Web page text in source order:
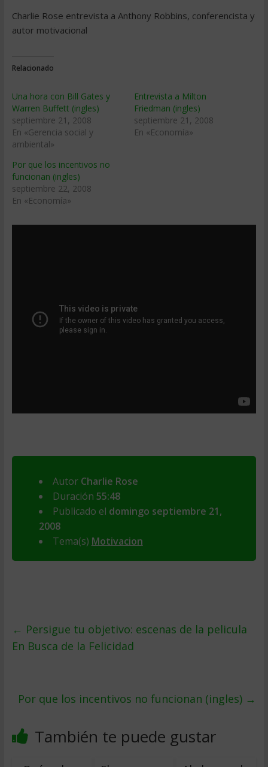
Charlie Rose entrevista a Anthony Robbins, conferencista y
autor motivacional
Relacionado
Una hora con Bill Gates y
Warren Buffett (ingles)
septiembre 21, 2008
En «Gerencia social y
ambiental»
Entrevista a Milton
Friedman (ingles)
septiembre 21, 2008
En «Economía»
Por que los incentivos no
funcionan (ingles)
septiembre 22, 2008
En «Economía»
Autor Charlie Rose
Duración 55:48
Publicado el domingo septiembre 21,
2008
Tema(s) Motivacion
← Persigue tu objetivo: escenas de la pelicula
En Busca de la Felicidad
Por que los incentivos no funcionan (ingles) →
También te puede gustar